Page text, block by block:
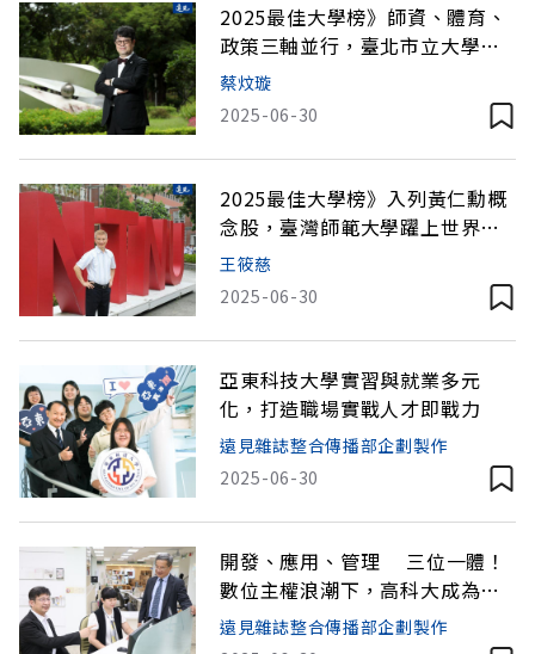
2025最佳大學榜》師資、體育、
政策三軸並行，臺北市立大學要
當「市府智庫」
蔡炆璇
2025-06-30
2025最佳大學榜》入列黃仁勳概
念股，臺灣師範大學躍上世界舞
台
王筱慈
2025-06-30
亞東科技大學實習與就業多元
化，打造職場實戰人才即戰力
遠見雜誌整合傳播部企劃製作
2025-06-30
開發、應用、管理 三位一體！
數位主權浪潮下，高科大成為各
產業智能升級的最佳夥伴
遠見雜誌整合傳播部企劃製作